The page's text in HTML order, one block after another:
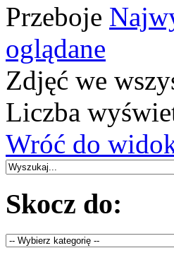
Przeboje
oglądane
Zdjęć we
Liczba
Wróć do
Skocz do: